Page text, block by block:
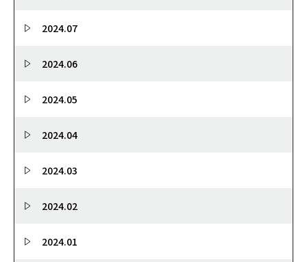
2024.07
2024.06
2024.05
2024.04
2024.03
2024.02
2024.01